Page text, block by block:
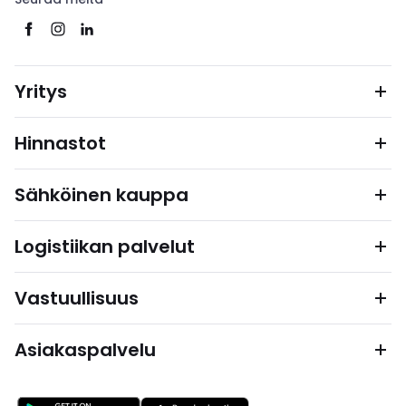
Yritys
Hinnastot
Sähköinen kauppa
Logistiikan palvelut
Vastuullisuus
Asiakaspalvelu